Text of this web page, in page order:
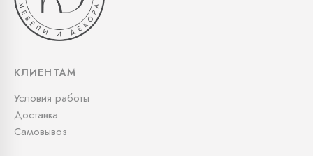
КЛИЕНТАМ
Условия работы
Доставка
Самовывоз